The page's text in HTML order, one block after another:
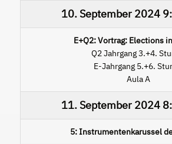
10. September 2024
E+Q2: Vortrag: Elections
Q2 Jahrgang 3.+4.
E-Jahrgang 5.+6.
Aula A
11. September 2024
5: Instrumentenkarussel